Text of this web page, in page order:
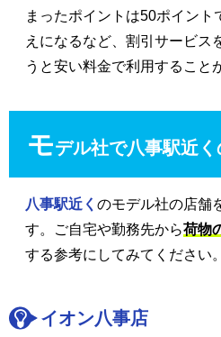
まったポイントは50ポイント
えになるなど、割引サービス
うと安い料金で利用すること
モデル社で八事駅近
八事駅近く のモデル社の店舗
す。ご自宅や勤務先から荷物
する参考にしてみてください。
イオン八事店